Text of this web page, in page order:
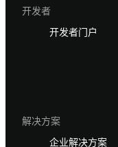
开发者
开发者门户
解决方案
企业解决方案